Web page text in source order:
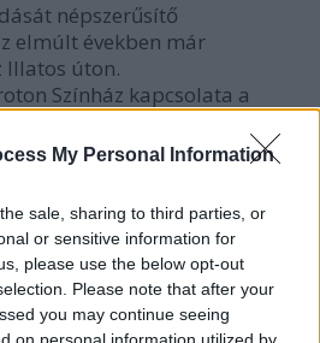
My Personal Information
sale, sharing to third parties, or
or sensitive information for
please use the below opt-out
Please note that after your
you may continue seeing
on personal information utilized by
népszerűsítő
elmúlt években már
Illatos úton.
Színház kapcsolata a
hasonló rendezvény során